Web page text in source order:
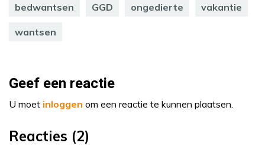
bedwantsen GGD ongedierte vakantie
wantsen
Geef een reactie
U moet inloggen om een reactie te kunnen plaatsen.
Reacties (2)